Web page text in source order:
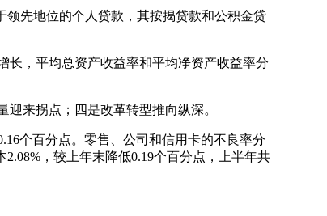
先地位的个人贷款，其按揭贷款和公积金贷
，平均总资产收益率和平均净资产收益率分
来拐点；四是改革转型推向纵深。
个百分点。零售、公司和信用卡的不良率分
，较上年末降低0.19个百分点，上半年共